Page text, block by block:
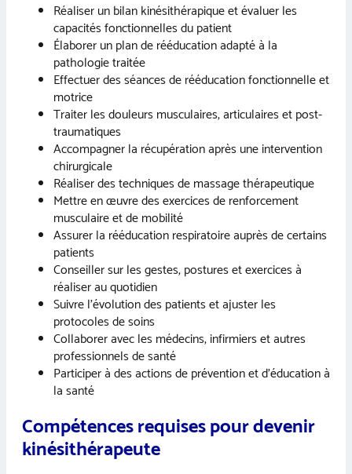
Réaliser un bilan kinésithérapique et évaluer les
capacités fonctionnelles du patient
Élaborer un plan de rééducation adapté à la
pathologie traitée
Effectuer des séances de rééducation fonctionnelle et
motrice
Traiter les douleurs musculaires, articulaires et post-
traumatiques
Accompagner la récupération après une intervention
chirurgicale
Réaliser des techniques de massage thérapeutique
Mettre en œuvre des exercices de renforcement
musculaire et de mobilité
Assurer la rééducation respiratoire auprès de certains
patients
Conseiller sur les gestes, postures et exercices à
réaliser au quotidien
Suivre l’évolution des patients et ajuster les
protocoles de soins
Collaborer avec les médecins, infirmiers et autres
professionnels de santé
Participer à des actions de prévention et d’éducation à
la santé
Compétences requises pour devenir
kinésithérapeute